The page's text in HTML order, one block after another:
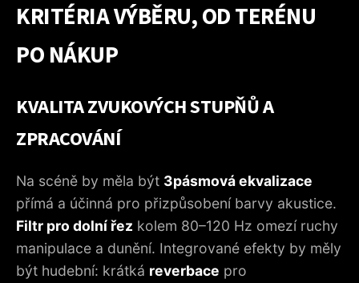
KRITÉRIA VÝBĚRU, OD TERÉNU
PO NÁKUP
KVALITA ZVUKOVÝCH STUPŇŮ A
ZPRACOVÁNÍ
Na scéně by měla být 3pásmová ekvalizace
přímá a účinná pro přizpůsobení barvy akustice.
Filtr pro dolní řez kolem 80–120 Hz omezí ruchy
manipulace a dunění. Integrované efekty by měly
být hudební: krátká reverbace pro